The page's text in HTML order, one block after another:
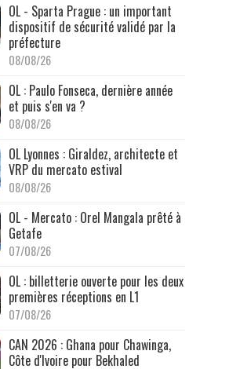
OL - Sparta Prague : un important
dispositif de sécurité validé par la
préfecture
08/08/26
OL : Paulo Fonseca, dernière année
et puis s'en va ?
08/08/26
OL Lyonnes : Giraldez, architecte et
VRP du mercato estival
08/08/26
OL - Mercato : Orel Mangala prêté à
Getafe
07/08/26
OL : billetterie ouverte pour les deux
premières réceptions en L1
07/08/26
CAN 2026 : Ghana pour Chawinga,
Côte d'Ivoire pour Bekhaled